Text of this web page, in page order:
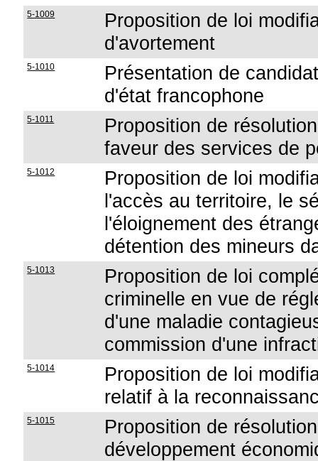
5-1009
Proposition de loi
d'avortement
5-1010
Présentation de
d'état francophone
5-1011
Proposition de
faveur des services de
5-1012
Proposition de loi
l'accès au territoire, le
l'éloignement des
détention des mineurs
5-1013
Proposition de loi
criminelle en vue de
d'une maladie
commission d'une
5-1014
Proposition de loi
relatif à la
5-1015
Proposition de
développement